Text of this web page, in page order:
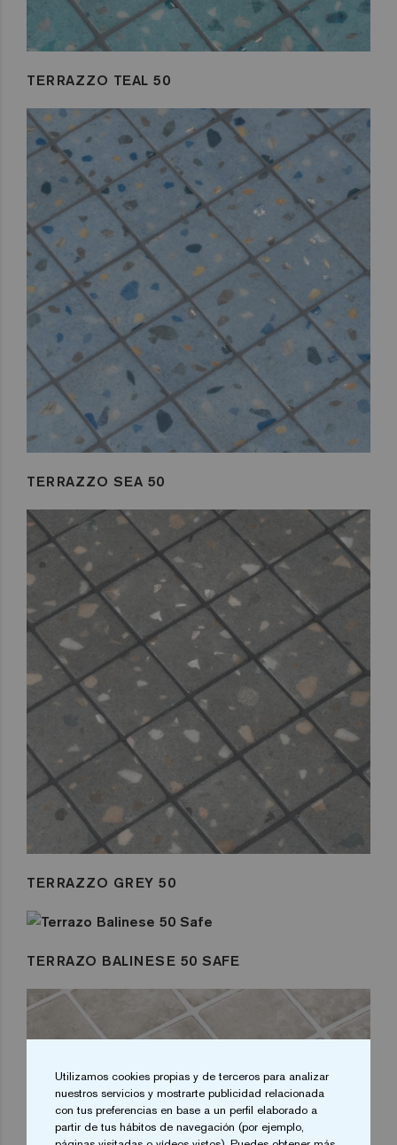
TERRAZZO TEAL 50
TERRAZZO SEA 50
TERRAZZO GREY 50
TERRAZO BALINESE 50 SAFE
Utilizamos cookies propias y de terceros para analizar
nuestros servicios y mostrarte publicidad relacionada
con tus preferencias en base a un perfil elaborado a
partir de tus hábitos de navegación (por ejemplo,